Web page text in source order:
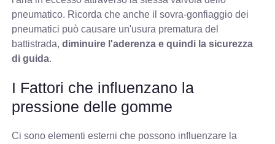
pneumatico. Ricorda che anche il sovra-gonfiaggio dei
pneumatici può causare un'usura prematura del
battistrada, diminuire l'aderenza e quindi la sicurezza
di guida.
I Fattori che influenzano la
pressione delle gomme
Ci sono elementi esterni che possono influenzare la